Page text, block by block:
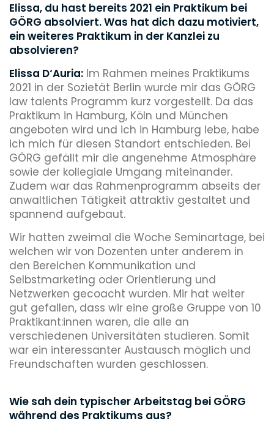
Elissa, du hast bereits 2021 ein Praktikum bei
GÖRG absolviert. Was hat dich dazu motiviert,
ein weiteres Praktikum in der Kanzlei zu
absolvieren?
Elissa D‘Auria: Im Rahmen meines Praktikums
2021 in der Sozietät Berlin wurde mir das GÖRG
law talents Programm kurz vorgestellt. Da das
Praktikum in Hamburg, Köln und München
angeboten wird und ich in Hamburg lebe, habe
ich mich für diesen Standort entschieden. Bei
GÖRG gefällt mir die angenehme Atmosphäre
sowie der kollegiale Umgang miteinander.
Zudem war das Rahmenprogramm abseits der
anwaltlichen Tätigkeit attraktiv gestaltet und
spannend aufgebaut.
Wir hatten zweimal die Woche Seminartage, bei
welchen wir von Dozenten unter anderem in
den Bereichen Kommunikation und
Selbstmarketing oder Orientierung und
Netzwerken gecoacht wurden. Mir hat weiter
gut gefallen, dass wir eine große Gruppe von 10
Praktikant:innen waren, die alle an
verschiedenen Universitäten studieren. Somit
war ein interessanter Austausch möglich und
Freundschaften wurden geschlossen.
Wie sah dein typischer Arbeitstag bei GÖRG
während des Praktikums aus?